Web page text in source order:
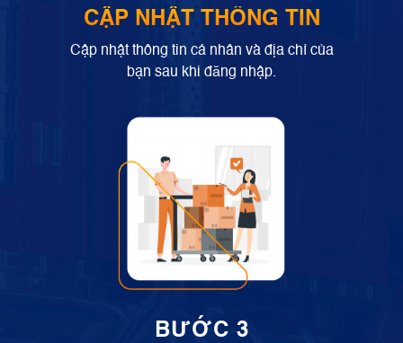
CẬP NHẬT THÔNG TIN
Cập nhật thông tin cá nhân và địa chỉ của
bạn sau khi đăng nhập.
BƯỚC 3